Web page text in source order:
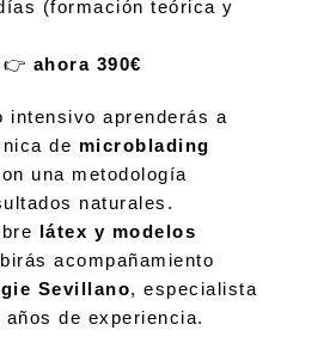
(formación teórica y
👉 ahora 390€
intensivo aprenderás a
de microblading
una metodología
naturales.
látex y modelos
acompañamiento
Sevillano, especialista
de experiencia.